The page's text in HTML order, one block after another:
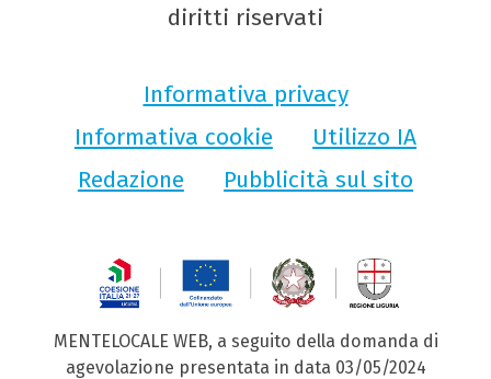
diritti riservati
Informativa privacy
Informativa cookie
Utilizzo IA
Redazione
Pubblicità sul sito
MENTELOCALE WEB, a seguito della domanda di
agevolazione presentata in data 03/05/2024